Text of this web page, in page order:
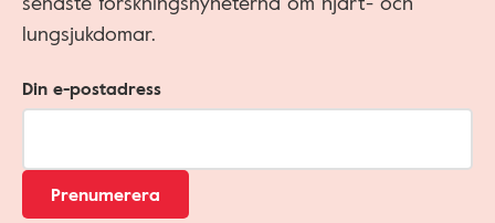
lungsjukdomar.
Din e-postadress
Prenumerera